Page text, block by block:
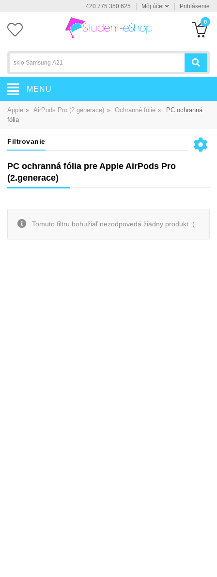
+420 775 350 625 Môj účet Prihlásenie
0
MENU
Apple » AirPods Pro (2.generace) » Ochranné fólie »
PC ochranná
fólia
Filtrovanie
PC ochranná fólia pre Apple AirPods Pro
(2.generace)
Tomuto filtru bohužiaľ nezodpovedá žiadny produkt :(